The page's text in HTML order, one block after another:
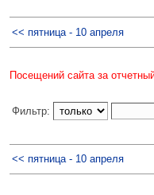
<< пятница - 10 апреля
Посещений сайта за
Фильтр:
<< пятница - 10 апреля